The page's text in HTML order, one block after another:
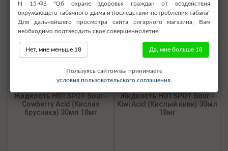
Жидкость HOTSPOT Sour -
Cowberry Acid (Кислая
брусника) 30мл 18мг
Жидкость HOTSPOT Sour -
Kiwi Acid (Кислый киви) 30мл
18мг
N 15-ФЗ "Об охране здоровья граждан от воздействия
окружающего табачного дыма и последствий потребления табака"
Для дальнейшего просмотра сайта сигарного магазина, Вам
необходимо подтвердить свое совершеннолетие.
Нет, мне меньше 18 Да, мне больше 18
Пользуясь сайтом вы принимаете
условия пользовательского соглашения.